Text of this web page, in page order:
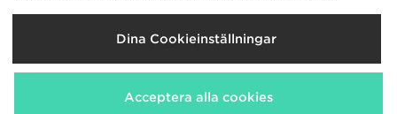
Levererar Till
Sverige
Vi accepterar följande betalningssätt
Dina Cookieinställningar
Acceptera alla cookies